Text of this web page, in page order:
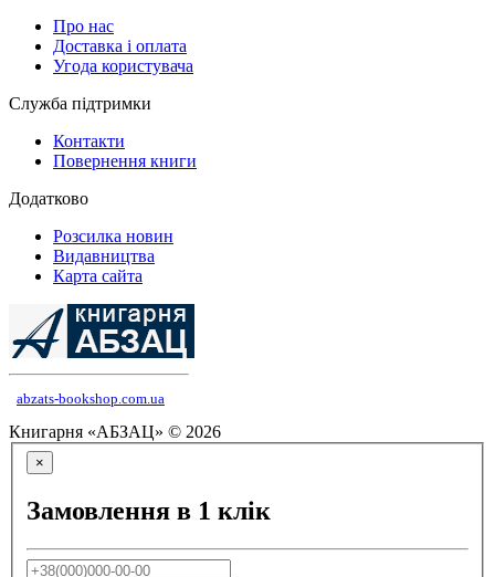
Про нас
Доставка і оплата
Угода користувача
Служба підтримки
Контакти
Повернення книги
Додатково
Розсилка новин
Видавництва
Карта сайта
abzats-bookshop.com.ua
Книгарня «АБЗАЦ» © 2026
×
Замовлення в 1 клік